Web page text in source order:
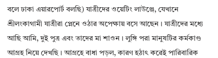
বলে ঢাকা এয়ারপোর্ট বলছি) যাত্রীদের ওয়েটিং লাউঞ্জে, যেখানে
শ্রীলংকাগামী যাত্রীরা প্লেনে ওঠার অপেক্ষায় বসে আছেন। যাত্রীদের মধ্যে
আছি আমি, দুই পুত্র এবং তাদের মা শাওন। লুঙ্গি পরা মানুষটির কর্মকাণ্ড
আগ্রহ নিয়ে দেখছি। আগ্রহে বাধা পড়ল, কারণ হঠাৎ করেই পারিবারিক